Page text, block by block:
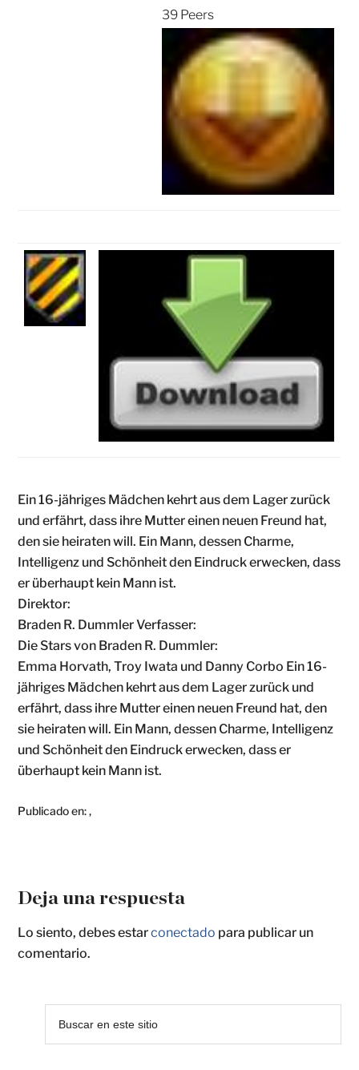
39 Peers
Ein 16-jähriges Mädchen kehrt aus dem Lager zurück
und erfährt, dass ihre Mutter einen neuen Freund hat,
den sie heiraten will. Ein Mann, dessen Charme,
Intelligenz und Schönheit den Eindruck erwecken, dass
er überhaupt kein Mann ist.
Direktor:
Braden R. Dummler Verfasser:
Die Stars von Braden R. Dummler:
Emma Horvath, Troy Iwata und Danny Corbo Ein 16-
jähriges Mädchen kehrt aus dem Lager zurück und
erfährt, dass ihre Mutter einen neuen Freund hat, den
sie heiraten will. Ein Mann, dessen Charme, Intelligenz
und Schönheit den Eindruck erwecken, dass er
überhaupt kein Mann ist.
Publicado en:,
Deja una respuesta
Lo siento, debes estarconectado para publicar un
comentario.